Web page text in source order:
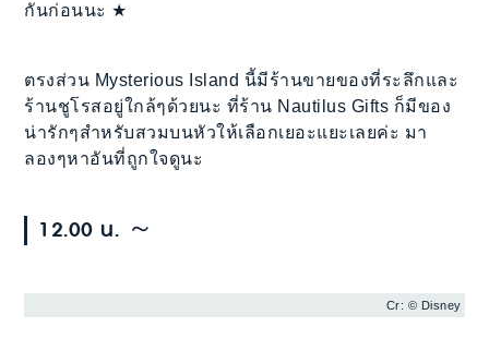
กันก่อนนะ ★
ตรงส่วน Mysterious Island นี้มีร้านขายของที่ระลึกและ
ร้านชูโรสอยู่ใกล้ๆด้วยนะ ที่ร้าน Nautilus Gifts ก็มีของ
น่ารักๆสำหรับสวมบนหัวให้เลือกเยอะแยะเลยค่ะ มา
ลองๆหาอันที่ถูกใจดูนะ
12.00 น. ～
Cr: © Disney